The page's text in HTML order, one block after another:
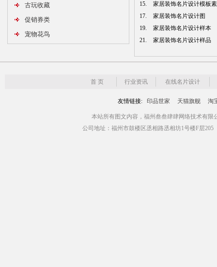
古玩收藏
促销券类
宠物花鸟
15.
家居装饰名片设计模板
17.
家居装饰名片设计图
19.
家居装饰名片设计样本
21.
家居装饰名片设计样品
首 页 行业资讯 在线名片设计
友情链接: 印品世家 天猫旗舰 淘
本站所有图文内容，福州叁叁肆肆网络技术有限
公司地址：福州市鼓楼区丞相路丞相坊1号楼F层